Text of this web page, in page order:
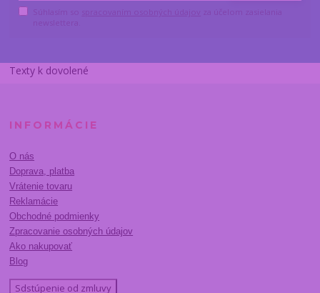
Texty k dovolené
INFORMÁCIE
O nás
Doprava, platba
Vrátenie tovaru
Reklamácie
Obchodné podmienky
Zpracovanie osobných údajov
Ako nakupovať
Blog
Sdstúpenie od zmluvy